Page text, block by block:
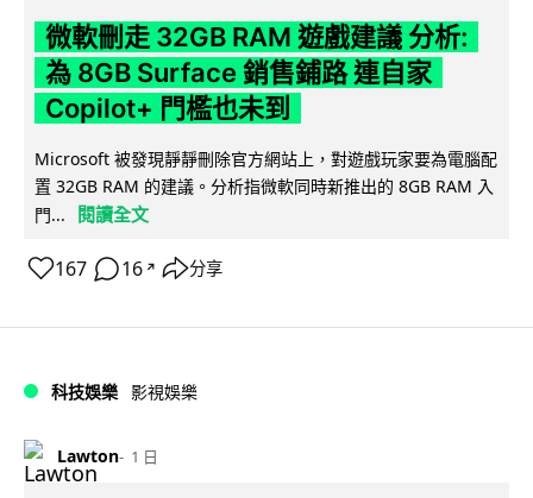
微軟刪走 32GB RAM 遊戲建議 分析:
為 8GB Surface 銷售鋪路 連自家
Copilot+ 門檻也未到
Microsoft 被發現靜靜刪除官方網站上，對遊戲玩家要為電腦配
置 32GB RAM 的建議。分析指微軟同時新推出的 8GB RAM 入
門...
閱讀全文
167 16 ↗ 分享
科技娛樂 影視娛樂
Lawton 1 日